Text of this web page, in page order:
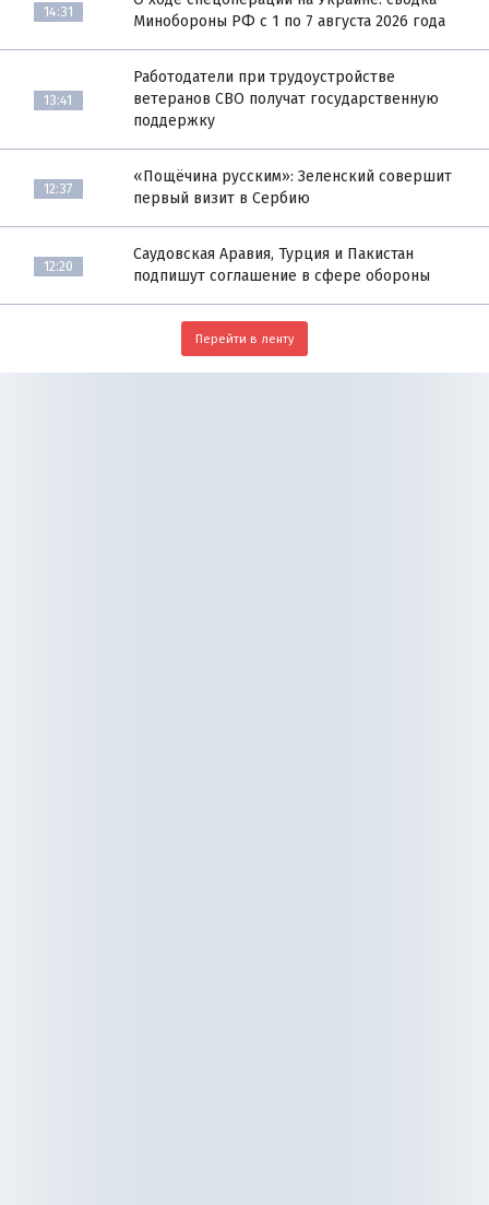
14:31
Минобороны РФ с 1 по 7 августа 2026 года
13:41
Работодатели при трудоустройстве
ветеранов СВО получат государственную
поддержку
12:37
«Пощёчина русским»: Зеленский совершит
первый визит в Сербию
12:20
Саудовская Аравия, Турция и Пакистан
подпишут соглашение в сфере обороны
Перейти в ленту